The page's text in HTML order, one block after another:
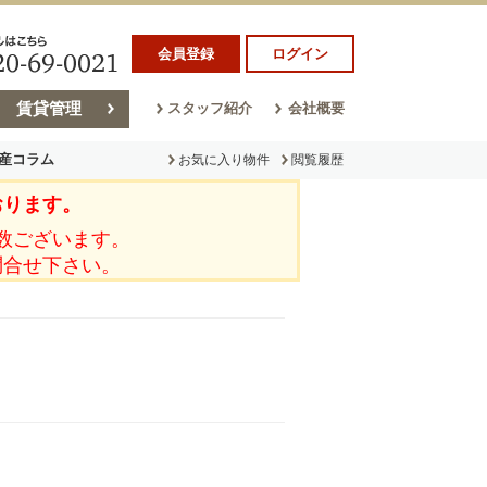
会員登録 ログイン
賃貸管理 スタッフ紹介 会社概要
コラム
ム
お気に入り物件 閲覧履歴
ます。
ざいます。
せ下さい。